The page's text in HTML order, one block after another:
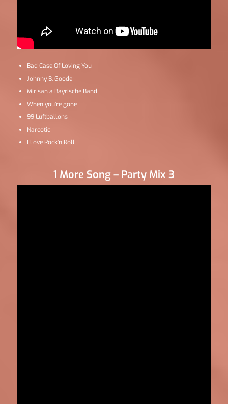
Bad Case Of Loving You
Johnny B. Goode
Mir san a Bayrische Band
When you’re gone
99 Luftballons
Narcotic
I Love Rock’n Roll
1 More Song – Party Mix 3